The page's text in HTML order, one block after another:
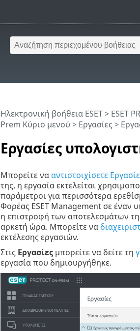
Εργασίες
Ηλεκτρονική βοήθεια ESET> ESET
Prem Κύριο μενού > Εργασίες>
Μπορείτε νααντιστοιχίσετε
της, η εργασία εκτελείται
παράμετροι για περισσότερα
Φορέας ESET Management σε έναν
η επιστροφή των αποτελεσμάτων της
αρκετή ώρα. Μπορείτε να
εκτέλεσης εργασιών.
Στις Εργασίεςμπορείτε να δείτε τη
εργασία που δημιουργήθηκε.